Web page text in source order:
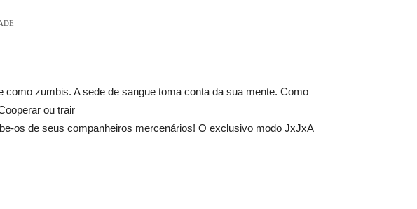
zumbis. A sede de sangue toma conta da sua mente. Como
ou trair
os de seus companheiros mercenários! O exclusivo modo JxJxA